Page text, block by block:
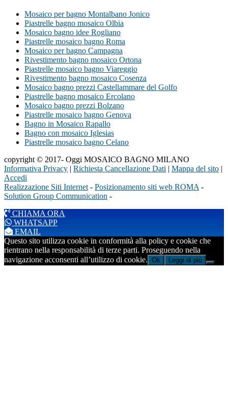
Mosaico per bagno Montalbano Jonico
Piastrelle bagno mosaico Olbia
Mosaico bagno idee Rogliano
Piastrelle mosaico bagno Roma
Mosaico per bagno Campagna
Rivestimento bagno mosaico Ortona
Piastrelle mosaico bagno Viareggio
Rivestimento bagno mosaico Cosenza
Mosaico bagno prezzi Castellammare del Golfo
Piastrelle bagno mosaico Ercolano
Mosaico bagno prezzi Bolzano
Piastrelle mosaico bagno Genova
Bagno in Mosaico Rapallo
Bagno con mosaico Iglesias
Piastrelle mosaico bagno Celano
copyright © 2017- Oggi MOSAICO BAGNO MILANO
Informativa Privacy | Richiesta Cancellazione Dati | Mappa del sito |
Accedi
Realizzazione Siti Internet - Posizionamento siti web ROMA -
Solution Group Communication -
CHIAMA ORA
WHATSAPP
EMAIL
Questo sito utilizza cookie in conformità alla policy e cookie che
rientrano nella responsabilità di terze parti. Proseguendo nella
navigazione acconsenti all’utilizzo di cookie. Ok Leggi di più